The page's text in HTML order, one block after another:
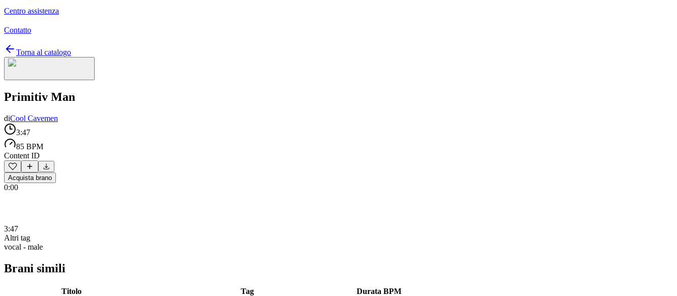
Centro assistenza
Contatto
Torna al catalogo
Primitiv Man
diCool Cavemen
3:47
85 BPM
Content ID
Acquista brano
0:00
3:47
Altri tag
vocal - male
Brani simili
Titolo Tag Durata BPM